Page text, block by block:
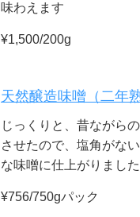
味わえます
¥1,500/200g
天然醸造味噌（二年熟
じっくりと、昔ながら
させたので、塩角がな
な味噌に仕上がりました
¥756/750gパック